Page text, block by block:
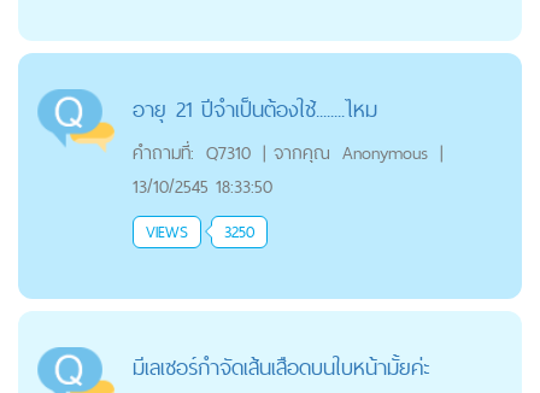
อายุ 21 ปีจำเป็นต้องใช้........ไหม
คำถามที่: Q7310 | จากคุณ Anonymous |
13/10/2545 18:33:50
VIEWS 3250
มีเลเซอร์กำจัดเส้นเสือดบนใบหน้ามั้ยค่ะ